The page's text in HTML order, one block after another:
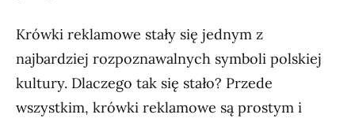
Krówki reklamowe stały się jednym z
najbardziej rozpoznawalnych symboli polskiej
kultury. Dlaczego tak się stało? Przede
wszystkim, krówki reklamowe są prostym i